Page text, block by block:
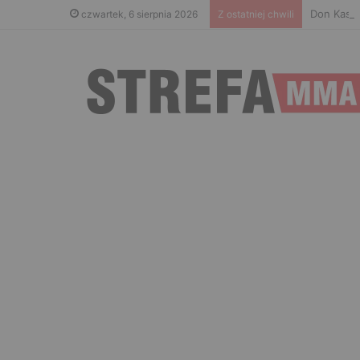
czwartek, 6 sierpnia 2026 Z ostatniej chwili Don